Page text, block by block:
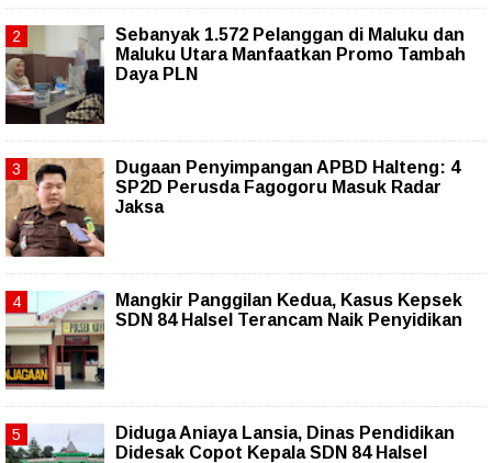
Sebanyak 1.572 Pelanggan di Maluku dan
Maluku Utara Manfaatkan Promo Tambah
Daya PLN
Dugaan Penyimpangan APBD Halteng: 4
SP2D Perusda Fagogoru Masuk Radar
Jaksa
Mangkir Panggilan Kedua, Kasus Kepsek
SDN 84 Halsel Terancam Naik Penyidikan
Diduga Aniaya Lansia, Dinas Pendidikan
Didesak Copot Kepala SDN 84 Halsel